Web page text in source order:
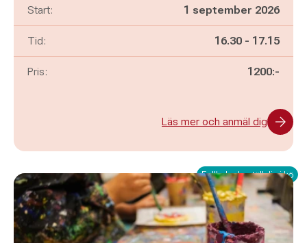
Start: 1 september 2026
Tid: Pågår mellan
16.30 - och
17.15
Pris: 1200:-
Läs mer och anmäl dig
Fullbokad - ställ dig i kö